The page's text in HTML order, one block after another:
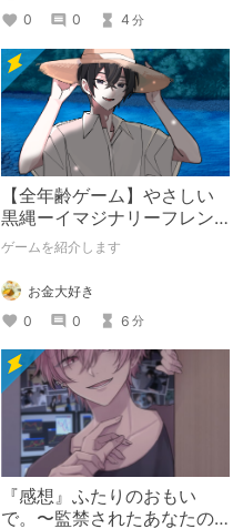
0
0 4 分
【全年齢ゲーム】やさしい
黒縄ーイマジナリーフレン
ドの「彼」と過ごすおぼん
ゲームを紹介します
お金大好き
0
0 6 分
『感想』ふたりのおもい
で。〜監禁されたあなたの